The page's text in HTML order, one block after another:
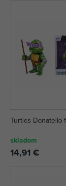
Turtles Donatello
skladom
14,91 €